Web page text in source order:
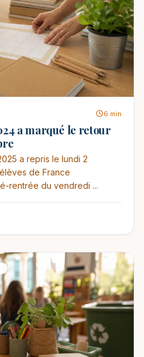
6 min
a marqué le retour
a repris le lundi 2
de France
rentrée du vendredi ...